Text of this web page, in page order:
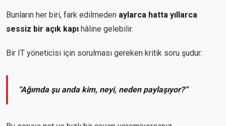
Bunların her biri, fark edilmeden aylarca hatta yıllarca
sessiz bir açık kapı hâline gelebilir.
Bir IT yöneticisi için sorulması gereken kritik soru şudur:
“Ağımda şu anda kim, neyi, neden paylaşıyor?”